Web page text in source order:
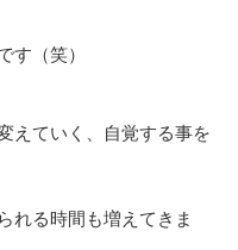
す（笑）
えていく、自覚する事を
れる時間も増えてきま